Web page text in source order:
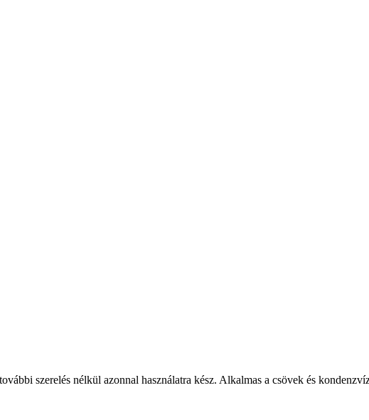
szerelés nélkül azonnal használatra kész. Alkalmas a csövek és